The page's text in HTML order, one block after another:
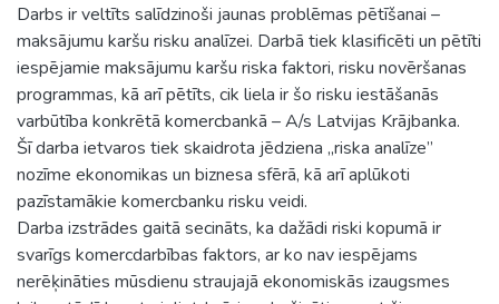
Darbs ir veltīts salīdzinoši jaunas problēmas pētīšanai –
maksājumu karšu risku analīzei. Darbā tiek klasificēti un pētīti
iespējamie maksājumu karšu riska faktori, risku novēršanas
programmas, kā arī pētīts, cik liela ir šo risku iestāšanās
varbūtība konkrētā komercbankā – A/s Latvijas Krājbanka.
Šī darba ietvaros tiek skaidrota jēdziena „riska analīze”
nozīme ekonomikas un biznesa sfērā, kā arī aplūkoti
pazīstamākie komercbanku risku veidi.
Darba izstrādes gaitā secināts, ka dažādi riski kopumā ir
svarīgs komercdarbības faktors, ar ko nav iespējams
nerēķināties mūsdienu straujajā ekonomiskās izaugsmes